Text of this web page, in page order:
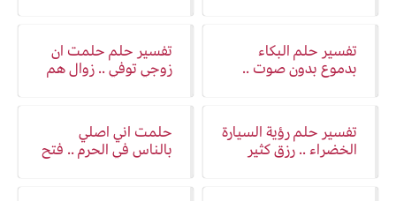
تفسير حلم البكاء
بدموع بدون صوت ..
تفسير حلم حلمت ان
زوجي توفي .. زوال هم
تفسير حلم رؤية السيارة
الخضراء .. رزق كثير
حلمت اني اصلي
بالناس في الحرم .. فتح